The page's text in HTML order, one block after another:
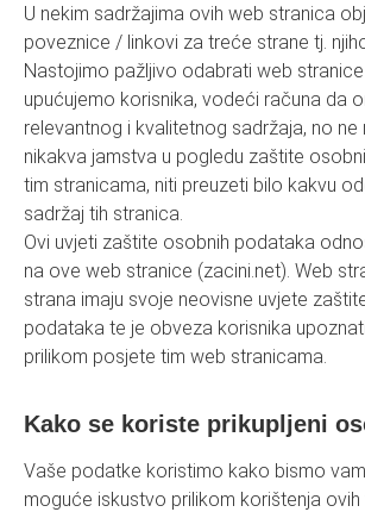
U nekim sadržajima ovih web stranica
poveznice / linkovi za treće strane tj.
Nastojimo pažljivo odabrati web
upućujemo korisnika, vodeći računa da
relevantnog i kvalitetnog sadržaja, no
nikakva jamstva u pogledu zaštite
tim stranicama, niti preuzeti bilo kakvu
sadržaj tih stranica.
Ovi uvjeti zaštite osobnih podataka
na ove web stranice (zacini.net). Web
strana imaju svoje neovisne uvjete
podataka te je obveza korisnika
prilikom posjete tim web stranicama.
Kako se koriste prikupljeni
Vaše podatke koristimo kako bismo
moguće iskustvo prilikom korištenja